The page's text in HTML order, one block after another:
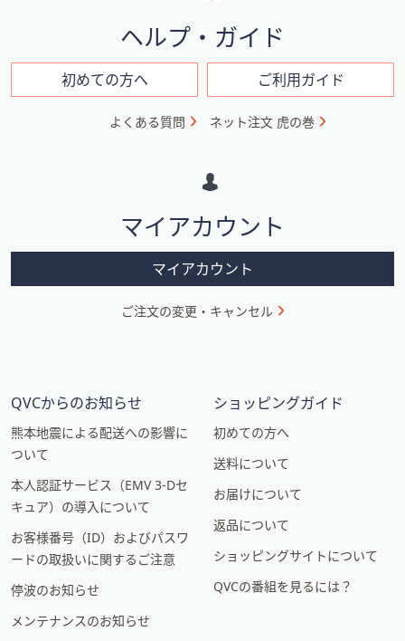
ン
ン
ヘルプ・ガイド
初めての方へ ご利用ガイド
よくある質問 ネット注文 虎の巻
マイアカウント
マイアカウント
ご注文の変更・キャンセル
QVCからのお知らせ
熊本地震による配送への影響に
ついて
本人認証サービス（EMV 3-Dセ
キュア）の導入について
お客様番号（ID）およびパスワ
ードの取扱いに関するご注意
停波のお知らせ
メンテナンスのお知らせ
ショッピングガイド
初めての方へ
送料について
お届けについて
返品について
ショッピングサイトについて
QVCの番組を見るには？